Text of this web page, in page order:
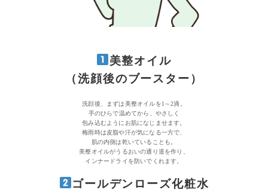
美整オイル
（洗顔後のブースター）
洗顔後、まずは美整オイルを1～2滴。
手のひらで温めてから、やさしく
包み込むようにお肌になじませます。
梅雨時は皮脂や汗が気になる一方で、
肌の内側は乾いていることも。
美整オイルがうるおいの通り道を作り、
インナードライを防いでくれます。
ゴールデンローズ化粧水